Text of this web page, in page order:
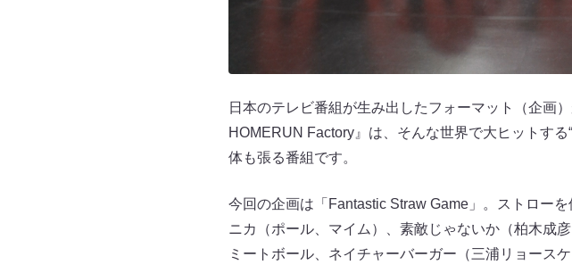
日本のテレビ番組が生み出したフォーマット（企画
HOMERUN Factory』は、そんな世界で大ヒットす
体も張る番組です。
今回の企画は「Fantastic Straw Game」。ストロー
ニカ（ポール、マイム）、素敵じゃないか（柏木成
ミートボール、ネイチャーバーガー（三浦リョース